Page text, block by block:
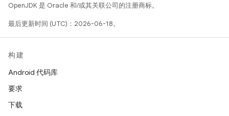
OpenJDK 是 Oracle 和/或其关联公司的注册商标。
最后更新时间 (UTC)：2026-06-18。
构建
Android 代码库
要求
下载